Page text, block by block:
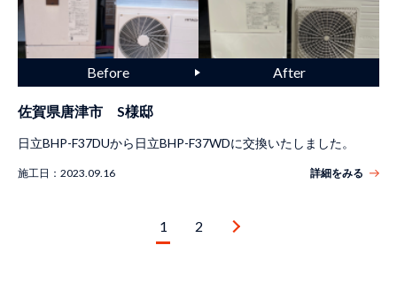
佐賀県唐津市 S様邸
日立BHP-F37DUから日立BHP-F37WDに交換いたしました。
施工日： 2023.09.16 詳細をみる
1 2